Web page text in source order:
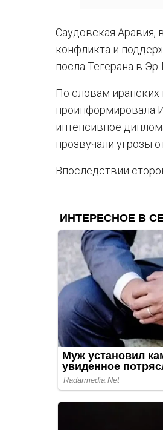
Саудовская Аравия,
конфликта и
посла Тегерана в
По словам иранских
проинформировала
интенсивное
прозвучали угрозы
Впоследствии